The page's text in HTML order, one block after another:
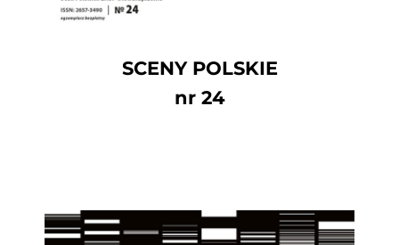
SCENY POLSKIE
nr 24